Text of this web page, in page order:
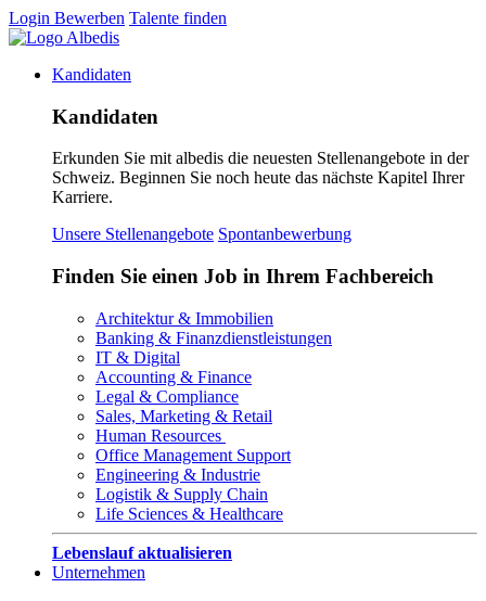
Login Bewerben Talente finden
Kandidaten
Kandidaten
Erkunden Sie mit albedis die neuesten Stellenangebote in der
Schweiz. Beginnen Sie noch heute das nächste Kapitel Ihrer
Karriere.
Unsere Stellenangebote Spontanbewerbung
Finden Sie einen Job in Ihrem Fachbereich
Architektur & Immobilien
Banking & Finanzdienstleistungen
IT & Digital
Accounting & Finance
Legal & Compliance
Sales, Marketing & Retail
Human Resources
Office Management Support
Engineering & Industrie
Logistik & Supply Chain
Life Sciences & Healthcare
Lebenslauf aktualisieren
Unternehmen